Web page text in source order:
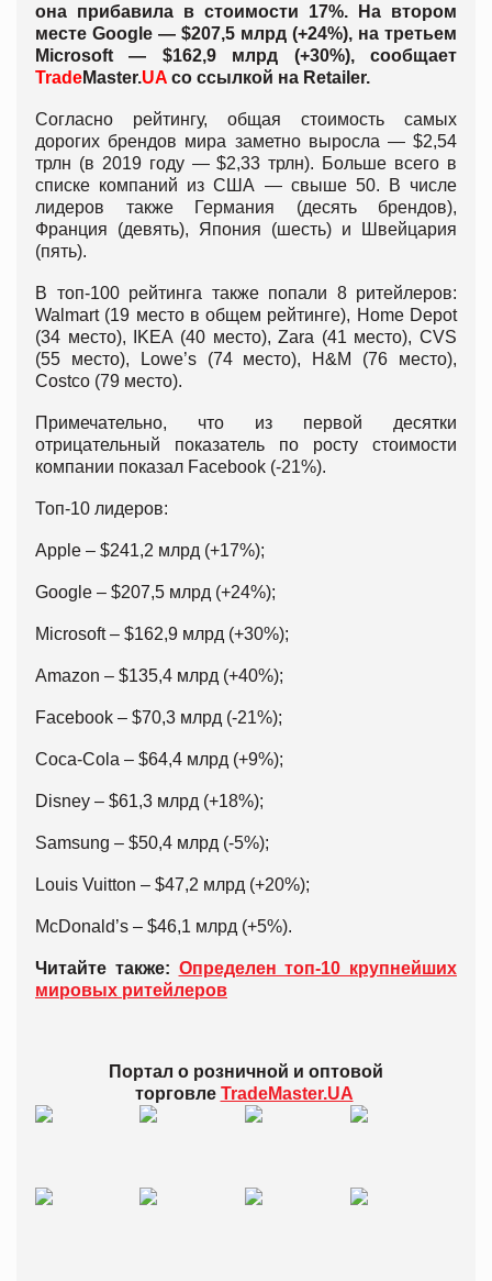
она прибавила в стоимости 17%. На втором
месте Google — $207,5 млрд (+24%), на третьем
Microsoft — $162,9 млрд (+30%), сообщает
TradeMaster.UA со ссылкой на Rеtailer.
Согласно рейтингу, общая стоимость самых
дорогих брендов мира заметно выросла — $2,54
трлн (в 2019 году — $2,33 трлн). Больше всего в
списке компаний из США — свыше 50. В числе
лидеров также Германия (десять брендов),
Франция (девять), Япония (шесть) и Швейцария
(пять).
В топ-100 рейтинга также попали 8 ритейлеров:
Walmart (19 место в общем рейтинге), Home Depot
(34 место), IKEA (40 место), Zara (41 место), CVS
(55 место), Lowe’s (74 место), H&M (76 место),
Costco (79 место).
Примечательно, что из первой десятки
отрицательный показатель по росту стоимости
компании показал Facebook (-21%).
Топ-10 лидеров:
Apple – $241,2 млрд (+17%);
Google – $207,5 млрд (+24%);
Microsoft – $162,9 млрд (+30%);
Amazon – $135,4 млрд (+40%);
Facebook – $70,3 млрд (-21%);
Coca-Cola – $64,4 млрд (+9%);
Disney – $61,3 млрд (+18%);
Samsung – $50,4 млрд (-5%);
Louis Vuitton – $47,2 млрд (+20%);
McDonald’s – $46,1 млрд (+5%).
Читайте также: Определен топ-10 крупнейших
мировых ритейлеров
Портал о розничной и оптовой
торговле TradeMaster.UA